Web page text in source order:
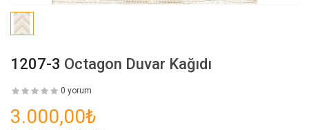
1207-3 Octagon Duvar Kağıdı
0 yorum
3.000,00₺